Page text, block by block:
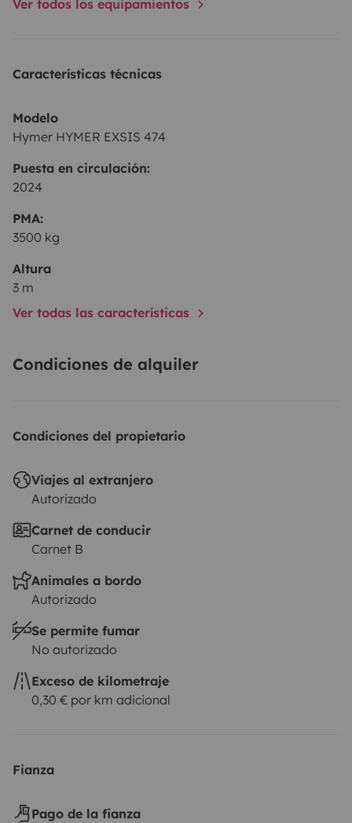
Ver todos los equipamientos
Características técnicas
Modelo
Hymer HYMER EXSIS 474
Puesta en circulación:
2024
PMA:
3500 kg
Altura
3 m
Ver todas las características
Condiciones de alquiler
Condiciones del propietario
Viajes al extranjero
Autorizado
Carnet de conducir
Carnet B
Animales a bordo
Autorizado
Se permite fumar
No autorizado
Exceso de kilometraje
0,30 € por km adicional
Fianza
Pago de la fianza